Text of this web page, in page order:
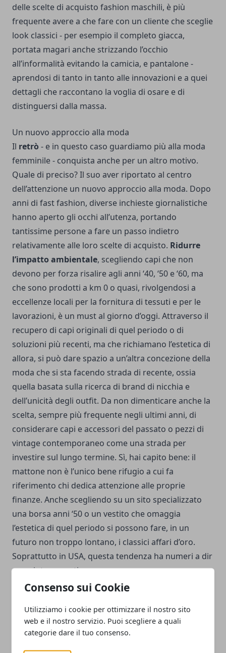
Consenso sui Cookie
Utilizziamo i cookie per ottimizzare il nostro sito
web e il nostro servizio. Puoi scegliere a quali
categorie dare il tuo consenso.
delle scelte di acquisto fashion maschili, è più
frequente avere a che fare con un cliente che sceglie
look classici - per esempio il completo giacca,
portata magari anche strizzando l’occhio
all’informalità evitando la camicia, e pantalone -
aprendosi di tanto in tanto alle innovazioni e a quei
dettagli che raccontano la voglia di osare e di
distinguersi dalla massa.
Un nuovo approccio alla moda
Il retrò - e in questo caso guardiamo più alla moda
femminile - conquista anche per un altro motivo.
Quale di preciso? Il suo aver riportato al centro
dell’attenzione un nuovo approccio alla moda. Dopo
anni di fast fashion, diverse inchieste giornalistiche
hanno aperto gli occhi all’utenza, portando
tantissime persone a fare un passo indietro
relativamente alle loro scelte di acquisto. Ridurre
l’impatto ambientale, scegliendo capi che non
devono per forza risalire agli anni ‘40, ‘50 e ‘60, ma
che sono prodotti a km 0 o quasi, rivolgendosi a
eccellenze locali per la fornitura di tessuti e per le
lavorazioni, è un must al giorno d’oggi. Attraverso il
recupero di capi originali di quel periodo o di
soluzioni più recenti, ma che richiamano l’estetica di
allora, si può dare spazio a un’altra concezione della
moda che si sta facendo strada di recente, ossia
quella basata sulla ricerca di brand di nicchia e
dell’unicità degli outfit. Da non dimenticare anche la
scelta, sempre più frequente negli ultimi anni, di
considerare capi e accessori del passato o pezzi di
vintage contemporaneo come una strada per
investire sul lungo termine. Sì, hai capito bene: il
mattone non è l’unico bene rifugio a cui fa
riferimento chi dedica attenzione alle proprie
finanze. Anche scegliendo su un sito specializzato
una borsa anni ‘50 o un vestito che omaggia
l’estetica di quel periodo si possono fare, in un
futuro non troppo lontano, i classici affari d’oro.
Soprattutto in USA, questa tendenza ha numeri a dir
poco interessanti.
Facebook
TwitterWhatsapp